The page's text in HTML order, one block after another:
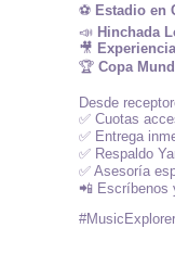
⚽ Estadio en
📣 Hinchada
🎥
🏆 Copa
Desde
✅ Cuotas
✅ Entrega
✅ Respaldo
✅ Asesoría
📲 Escríbenos